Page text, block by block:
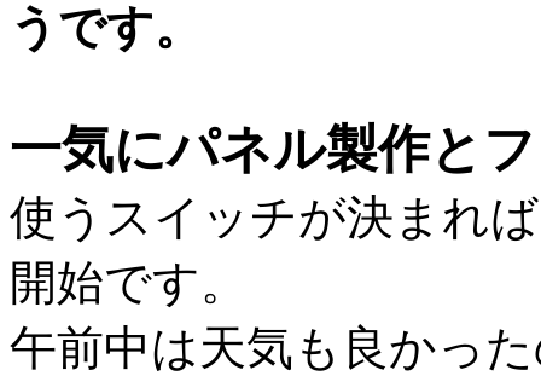
うです。
一気にパネル製作と
使うスイッチが決まれ
開始です。
午前中は天気も良かっ